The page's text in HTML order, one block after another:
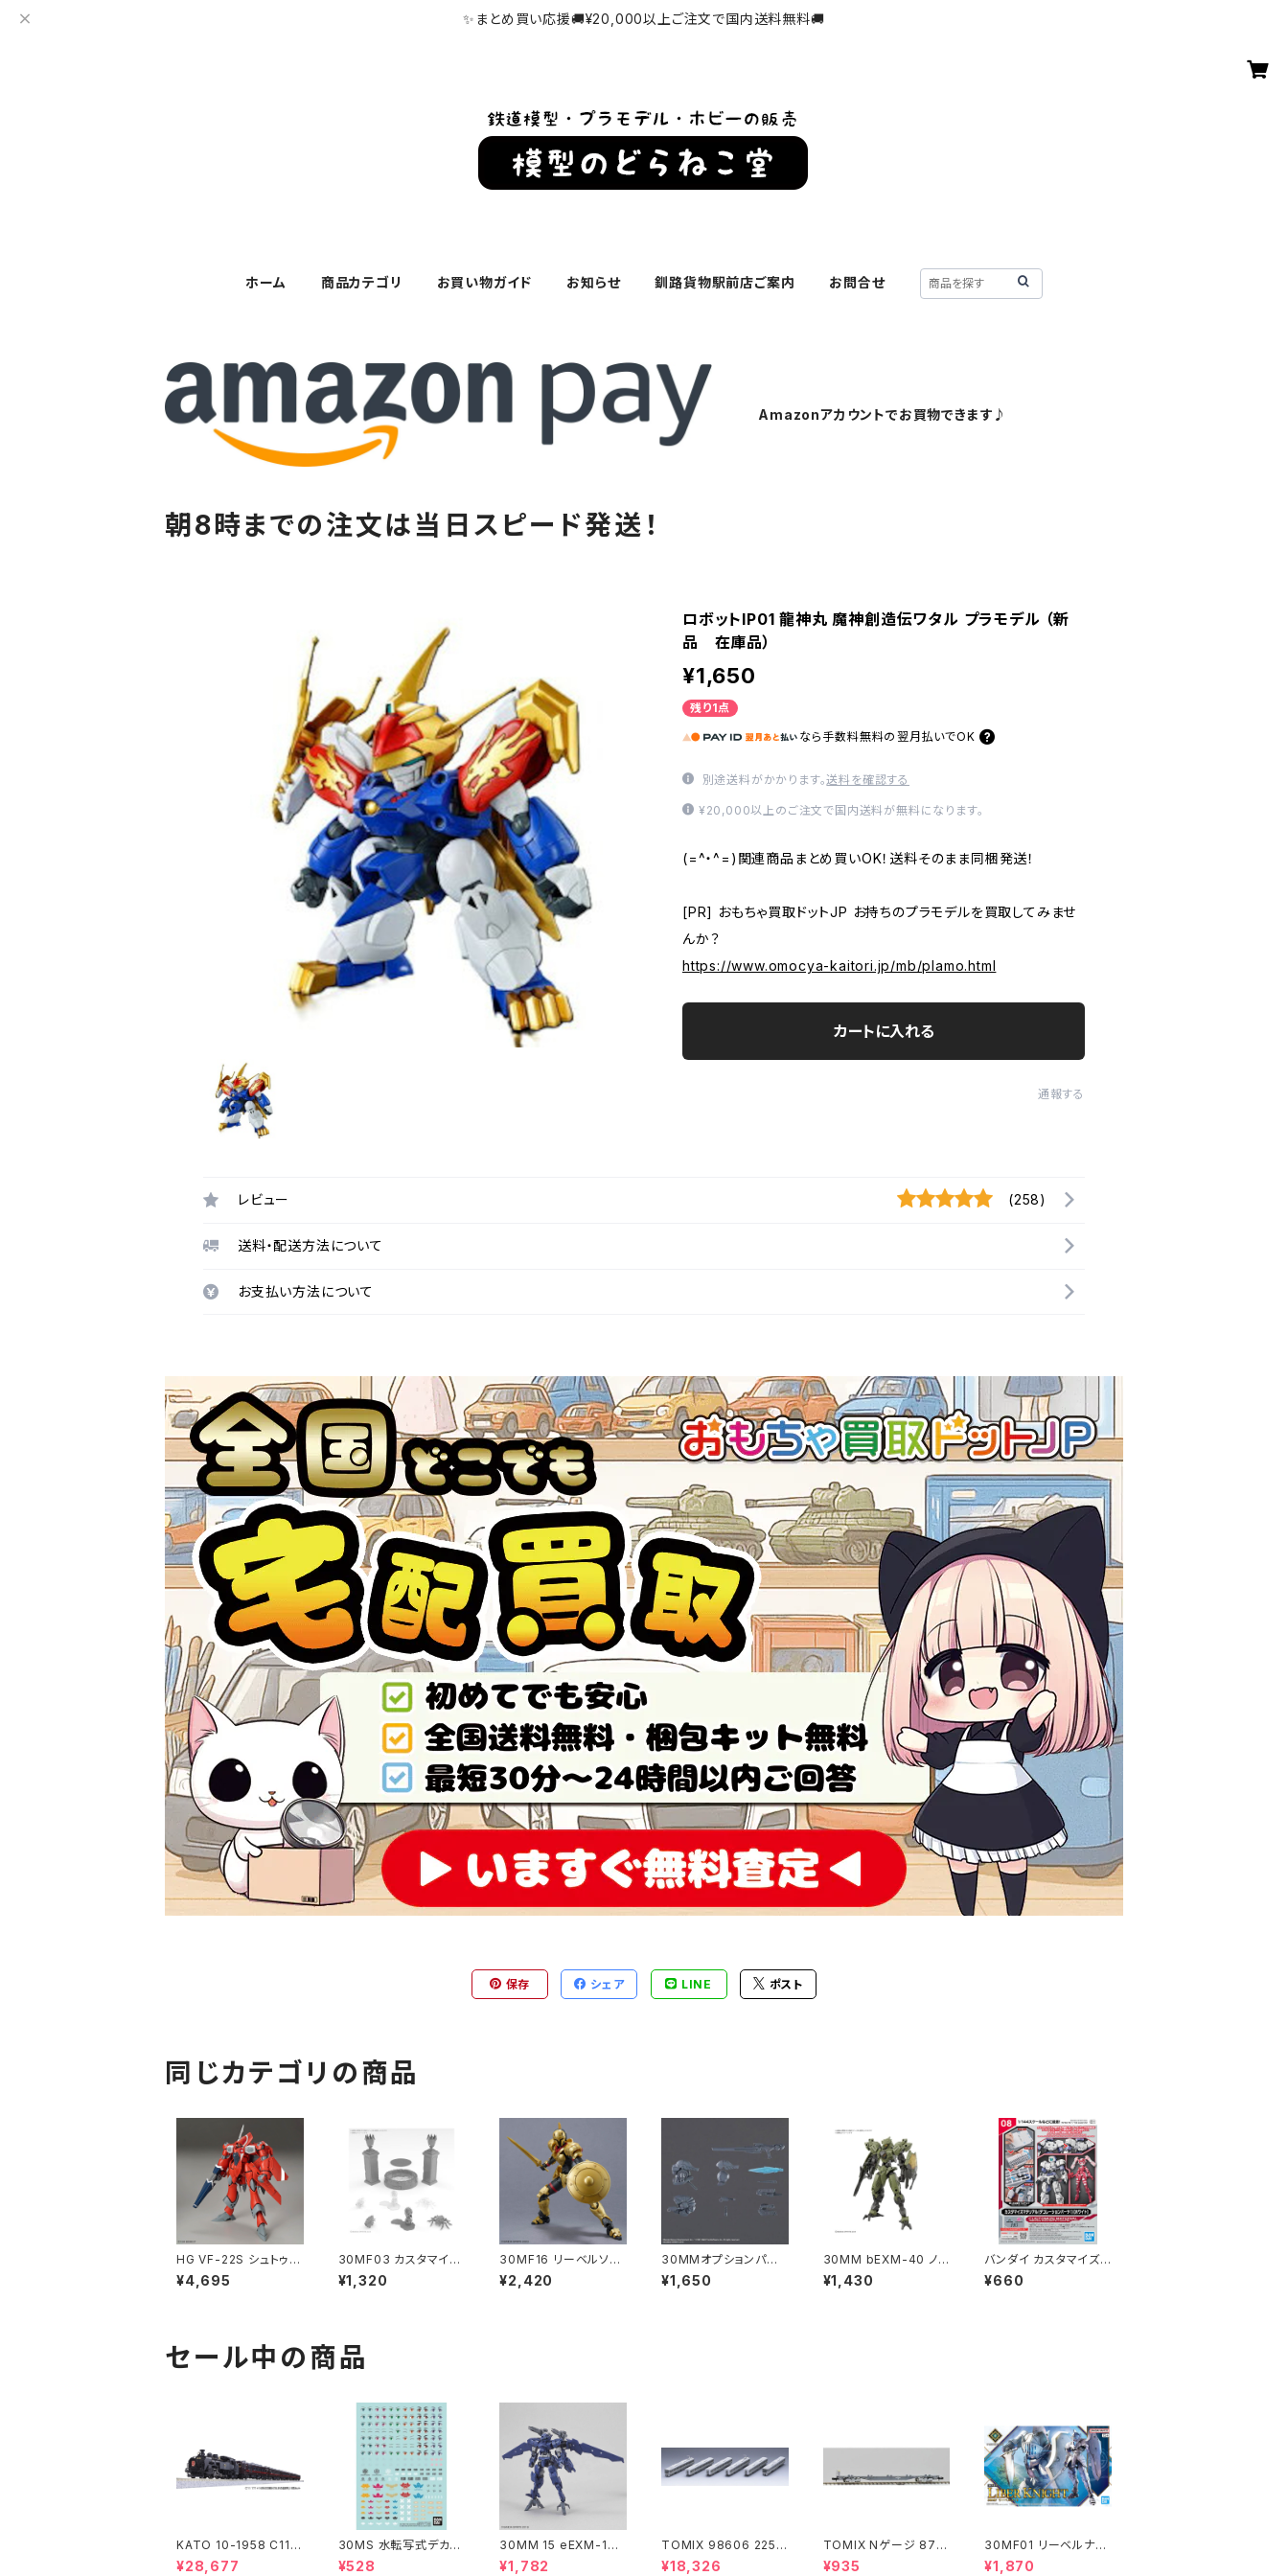
✨まとめ買い応援🚚¥20,000以上ご注文で国内送料無料🚚
ホーム 商品カテゴリ お買い物ガイド お知らせ 釧路貨物駅前店ご案内 お問合せ
Amazonアカウントでお買物できます♪
朝8時までの注文は当日スピード発送！
ロボットIP01 龍神丸 魔神創造伝ワタル プラモデル （新
品 在庫品）
¥1,650
残り1点
なら 手数料無料の 翌月払いでOK
別途送料がかかります。送料を確認する
¥20,000以上のご注文で国内送料が無料になります。
(=^・^=)関連商品まとめ買いOK！送料そのまま同梱発送！
[PR] おもちゃ買取ドットJP お持ちのプラモデルを買取してみませ
んか？
https://www.omocya-kaitori.jp/mb/plamo.html
カートに入れる
通報する
レビュー (258)
送料・配送方法について
お支払い方法について
保存 シェア LINE ポスト
同じカテゴリの商品
HG VF-22S シュトゥル
ムフォーゲルII(ミリア・
ファリーナ・ジーナス機)
¥4,695
30MF03 カスタマイズ
ストラクチャー3 プラモ
デル（新品 在庫品）
¥1,320
30MF16 リーベルソー
ドマン プラモデル（新
品 在庫品）
¥2,420
30MMオプションパー
ツセット AC VI WEAP
ON SET 01 プラモデル
¥1,650
30MM bEXM-40 ノヴ
ァルヴ[グリーン] プラモ
デル（新品 在庫品）
¥1,430
バンダイ カスタマイズマ
テリアル08(デコレーシ
ョンパーツ1 ホワイト)
¥660
セール中の商品
KATO 10-1958 C11 1
71+14系｢SL冬の湿原
¥28,677
30MS 水転写式デカー
ル 汎用1
¥528
30MM 15 eEXM-17
アルト(空中戦仕様)ネイ
¥1,782
TOMIX 98606 225 6
000系 (6両) 鉄道模型
¥18,326
TOMIX Nゲージ 871
8 コキ107 (増備型・コ
¥935
30MF01 リーベルナイ
ト プラモデル（新品 在
¥1,870